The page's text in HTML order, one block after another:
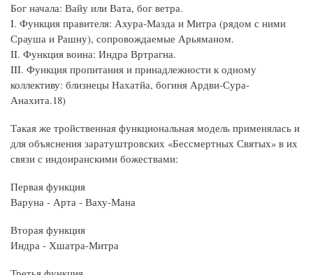
Бог начала: Вайу или Вата, бог ветра.
I. Функция правителя: Ахура-Мазда и Митра (рядом с ними
Срауша и Рашну), сопровождаемые Арьяманом.
II. Функция воина: Индра Вртрагна.
III. Функция пропитания и принадлежности к одному
коллективу: близнецы Нахатйа, богиня Ардви-Сура-
Анахита.18)
Такая же тройственная функциональная модель применялась и
для объяснения заратуштровских «Бессмертных Святых» в их
связи с индоиранскими божествами:
Первая функция
Варуна - Арта - Ваху-Мана
Вторая функция
Индра - Хшатра-Митра